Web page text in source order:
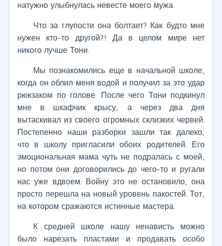
натужно улыбнулась невесте моего мужа.
Что за глупости она болтает? Как будто мне
нужен кто-то другой?! Да в целом мире нет
никого лучше Тони.
Мы познакомились еще в начальной школе,
когда он облил меня водой и получил за это удар
рюкзаком по голове. После чего Тони подкинул
мне в шкафчик крысу, а через два дня
вытаскивал из своего огромных склизких червей.
Постепенно наши разборки зашли так далеко,
что в школу пригласили обоих родителей. Его
эмоциональная мама чуть не подралась с моей,
но потом они договорились до чего-то и ругали
нас уже вдвоем. Войну это не остановило, она
просто перешла на новый уровень пакостей. Тот,
на котором сражаются истинные мастера.
К средней школе нашу ненависть можно
было нарезать пластами и продавать особо